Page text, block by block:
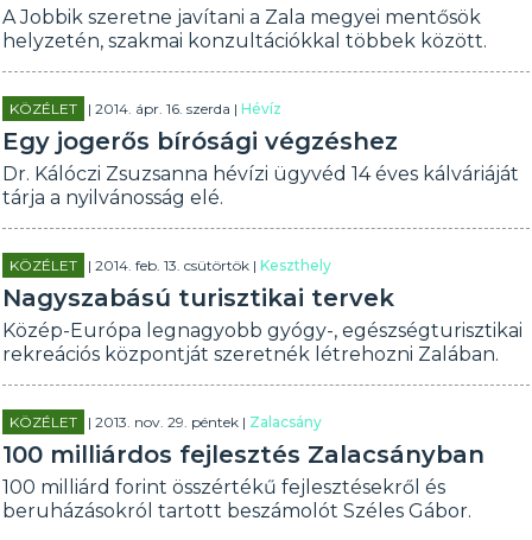
A Jobbik szeretne javítani a Zala megyei mentősök
helyzetén, szakmai konzultációkkal többek között.
KÖZÉLET | 2014. ápr. 16. szerda |Hévíz
Egy jogerős bírósági végzéshez
Dr. Kálóczi Zsuzsanna hévízi ügyvéd 14 éves kálváriáját
tárja a nyilvánosság elé.
KÖZÉLET | 2014. feb. 13. csütörtök |Keszthely
Nagyszabású turisztikai tervek
Közép-Európa legnagyobb gyógy-, egészségturisztikai
rekreációs központját szeretnék létrehozni Zalában.
KÖZÉLET | 2013. nov. 29. péntek | Zalacsány
100 milliárdos fejlesztés Zalacsányban
100 milliárd forint összértékű fejlesztésekről és
beruházásokról tartott beszámolót Széles Gábor.